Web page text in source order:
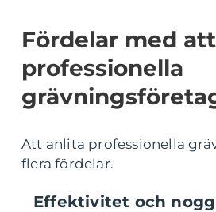
Fördelar med
professionella
Att anlita professionella
flera fördelar.
Effektivitet och